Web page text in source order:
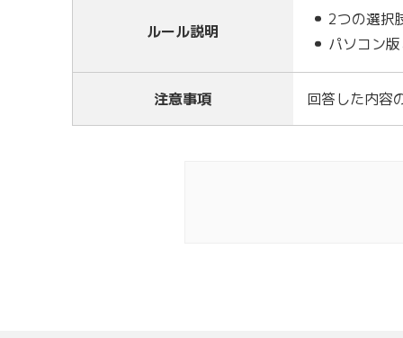
ルール説明
2つの選択
パソコン
注意事項 回答した内容